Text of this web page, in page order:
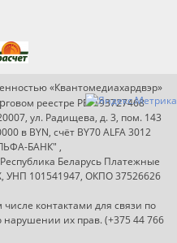
«Квантомедиахардвэр»
говом реестре РБ: 193727468
ул. Радищева, д. 3, пом. 143
в BYN, счёт BY70 ALFA 3012
БАНК" ,
Беларусь Платежные
УНП 101541947, ОКПО 37526626
контактами для связи по
их прав. (+375 44 766